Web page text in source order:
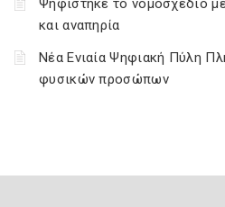
Ψηφίστηκε το νομοσχέδιο
και αναπηρία
Νέα Ενιαία Ψηφιακή Πύλη
φυσικών προσώπων